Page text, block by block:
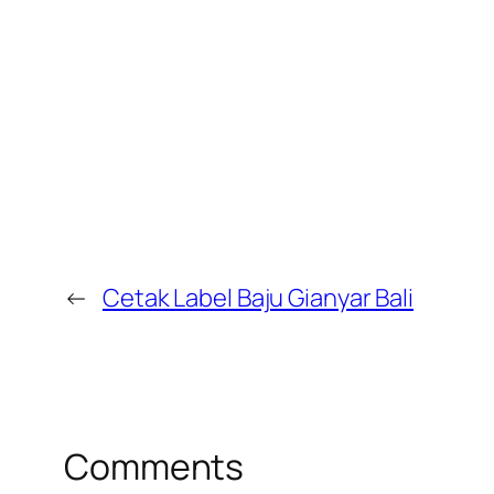
← Cetak Label Baju Gianyar Bali
Comments